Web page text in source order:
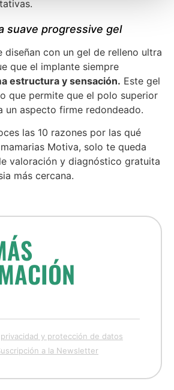
suave progressive gel
diseñan con un gel de relleno ultra
que el implante siempre
estructura y sensación. Este gel
que permite que el polo superior
un aspecto firme redondeado.
las 10 razones por las qué
Motiva, solo te queda
valoración y diagnóstico gratuita
más cercana.
y protección de datos
a la Newsletter